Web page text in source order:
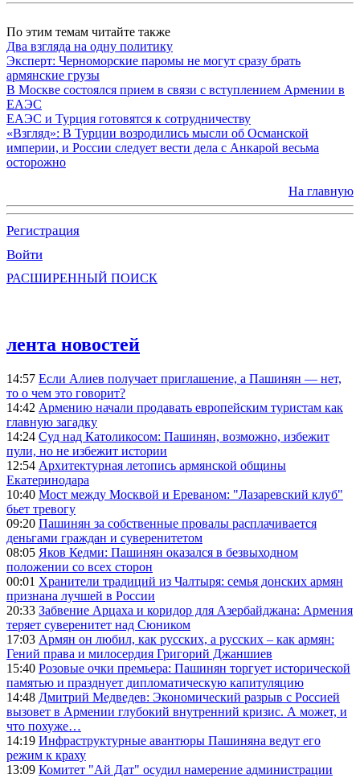
По этим темам читайте также
Два взгляда на одну политику
Эксперт: Черноморские паромы не могут сразу брать
армянские грузы
В Москве состоялся прием в связи с вступлением Армении в
ЕАЭС
ЕАЭС и Турция готовятся к сотрудничеству
«Взгляд»: В Турции возродились мысли об Османской
империи, и России следует вести дела с Анкарой весьма
осторожно
На главную
Регистрация
Войти
РАСШИРЕННЫЙ ПОИСК
лента новостей
14:57 Если Алиев получает приглашение, а Пашинян — нет,
то о чем это говорит?
14:42 Армению начали продавать европейским туристам как
главную загадку
14:24 Суд над Католикосом: Пашинян, возможно, избежит
пули, но не избежит истории
12:54 Архитектурная летопись армянской общины
Екатеринодара
10:40 Мост между Москвой и Ереваном: "Лазаревский клуб"
бьет тревогу
09:20 Пашинян за собственные провалы расплачивается
деньгами граждан и суверенитетом
08:05 Яков Кедми: Пашинян оказался в безвыходном
положении со всех сторон
00:01 Хранители традиций из Чалтыря: семья донских армян
признана лучшей в России
20:33 Забвение Арцаха и коридор для Азербайджана: Армения
теряет суверенитет над Сюником
17:03 Армян он любил, как русских, а русских – как армян:
Гений права и милосердия Григорий Джаншиев
15:40 Розовые очки премьера: Пашинян торгует исторической
памятью и празднует дипломатическую капитуляцию
14:48 Дмитрий Медведев: Экономический разрыв с Россией
вызовет в Армении глубокий внутренний кризис. А может, и
что похуже…
14:19 Инфраструктурные авантюры Пашиняна ведут его
режим к краху
13:09 Комитет "Ай Дат" осудил намерение администрации